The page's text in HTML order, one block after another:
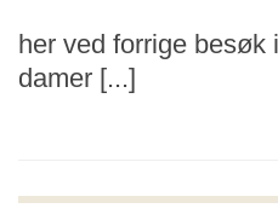
her ved forrige
damer [...]